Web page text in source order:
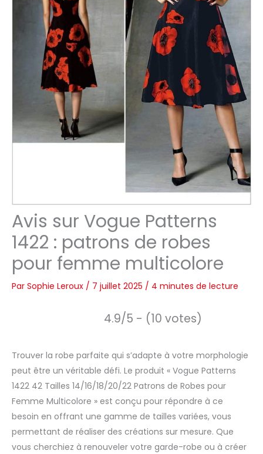
Avis sur Vogue Patterns
1422 : patrons de robes
pour femme multicolore
Par Sophie Leroux / 7 juillet 2025 / 4 minutes de lecture
4.9/5 - (10 votes)
Trouver la robe parfaite qui s’adapte à votre morphologie
peut être un véritable défi. Le produit « Vogue Patterns
1422 42 Tailles 14/16/18/20/22 Patrons de Robes pour
Femme Multicolore » est conçu pour répondre à ce
besoin en offrant une gamme de tailles variées, vous
permettant de réaliser des créations sur mesure. Que
vous cherchiez à renouveler votre garde-robe ou à créer